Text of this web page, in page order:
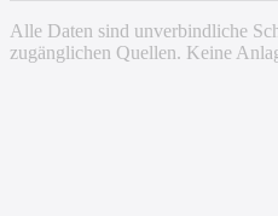
Alle Daten sind unverbindliche
zugänglichen Quellen. Keine